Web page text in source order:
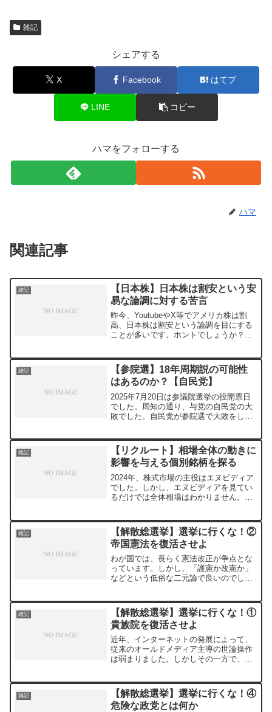
雑記
シェアする
X Facebook はてブ
LINE コピー
ハマをフォローする
ハマ
関連記事
雑記
【日本株】日本株は割安という安
易な論調に対する苦言
昨今、YoutubeやX等でアメリカ株は割
高、日本株は割安という論調を目にする
ことが多いです。ホントでしょうか？今
ていきます。個別銘柄を評価するわけで
はないので、具体的...
雑記
【参院選】18年周期説の可能性
はあるのか？【自民党】
2025年7月20日は参議院選挙の投開票日
でした。周知の通り、与党の自民党の大
敗でした。自民党が参院選で大敗をした
18年の間隔ですね。この年を見ると、...
雑記
【リクルート】相場全体の動きに
影響を与える個別銘柄を探る
2024年、株式市場の主役はエヌビディア
でした。しかし、エヌビディアを見てい
るだけでは全体相場はわかりません。今
（月）時点で得られるデータを使用して
います。また、使...
雑記
【解散総選挙】選挙に行くな！②
帝国憲法を復活させよ
わが国では、長らく憲法改正が争点とな
っています。しかし、「護憲か改憲か」
などという低俗な二元論で良いのでしょ
はないか。現行の日本国憲法はフランス
革命的な価値観をベースに...
雑記
【解散総選挙】選挙に行くな！①
貴族院を復活させよ
近年、インターネットの発展によって、
従来のオールドメディア主導の世論操作
は弱まりました。しかしその一方で、ネ
としてこれまで以上に「感情の政治」へ
と傾いているように見えま...
雑記
【解散総選挙】選挙に行くな！④
危険な政党とは何か